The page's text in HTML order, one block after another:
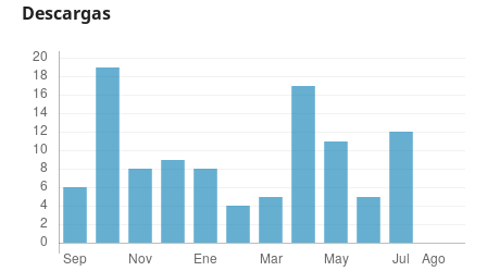
Descargas